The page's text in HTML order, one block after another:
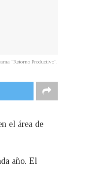
"Retorno Productivo".
el área de
año. El